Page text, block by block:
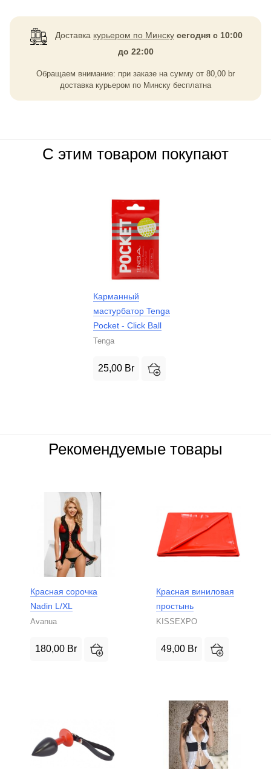
Доставка курьером по Минску сегодня с 10:00
до 22:00
Обращаем внимание: при заказе на сумму от 80,00 br
доставка курьером по Минску бесплатна
С этим товаром покупают
Карманный
мастурбатор Tenga
Pocket - Click Ball
Tenga
25,00 Br
Рекомендуемые товары
Красная сорочка
Nadin L/XL
Avanua
180,00 Br
Красная виниловая
простынь
KISSEXPO
49,00 Br